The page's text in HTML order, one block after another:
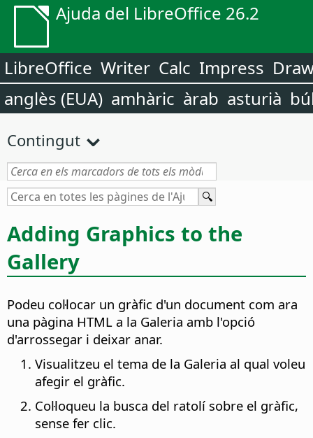
Ajuda del LibreOffice 26.2
LibreOffice Writer Calc Impress
anglès (EUA) amhàric àrab asturià
Contingut
Adding Graphics to the
Gallery
Podeu col·locar un gràfic d'un document com ara
una pàgina HTML a la Galeria amb l'opció
d'arrossegar i deixar anar.
Visualitzeu el tema de la Galeria al qual voleu
afegir el gràfic.
Col·loqueu la busca del ratolí sobre el gràfic,
sense fer clic.